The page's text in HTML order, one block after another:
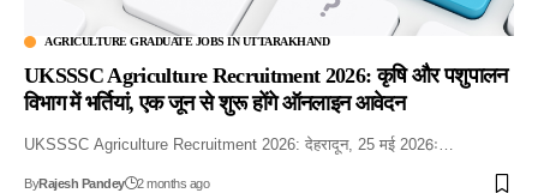
AGRICULTURE GRADUATE JOBS IN UTTARAKHAND
UKSSSC Agriculture Recruitment 2026: कृषि और पशुपालन
विभाग में भर्तियां, एक जून से शुरू होंगे ऑनलाइन आवेदन
UKSSSC Agriculture Recruitment 2026: देहरादून, 25 मई 2026ः…
ByRajesh Pandey 2 months ago